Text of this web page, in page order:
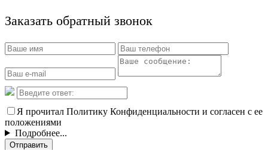
Заказать обратный звонок
Я прочитал Политику Конфиденциальности и согласен с ее
положениями
Подробнее...
Отправить